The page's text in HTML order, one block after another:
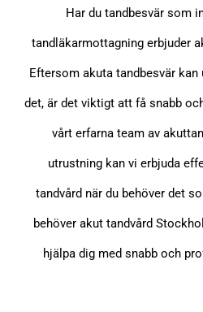
Har du tandbesvär som
tandläkarmottagning erbjuder
Eftersom akuta tandbesvär
det, är det viktigt att få snabb
vårt erfarna team av
utrustning kan vi erbjuda
tandvård när du behöver det
behöver akut tandvård
hjälpa dig med snabb och